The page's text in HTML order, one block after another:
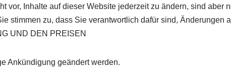
vor, Inhalte auf dieser Website jederzeit zu ändern, sind aber
stimmen zu, dass Sie verantwortlich dafür sind, Änderungen
UND DEN PREISEN
Ankündigung geändert werden.